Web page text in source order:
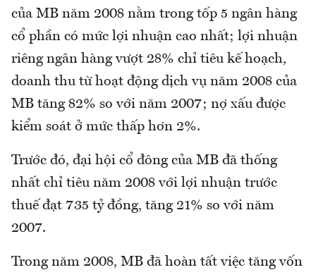
của MB năm 2008 nằm trong tốp 5 ngân hàng
cổ phần có mức lợi nhuận cao nhất; lợi nhuận
riêng ngân hàng vượt 28% chỉ tiêu kế hoạch,
doanh thu từ hoạt động dịch vụ năm 2008 của
MB tăng 82% so với năm 2007; nợ xấu được
kiểm soát ở mức thấp hơn 2%.
Trước đó, đại hội cổ đông của MB đã thống
nhất chỉ tiêu năm 2008 với lợi nhuận trước
thuế đạt 735 tỷ đồng, tăng 21% so với năm
2007.
Trong năm 2008, MB đã hoàn tất việc tăng vốn